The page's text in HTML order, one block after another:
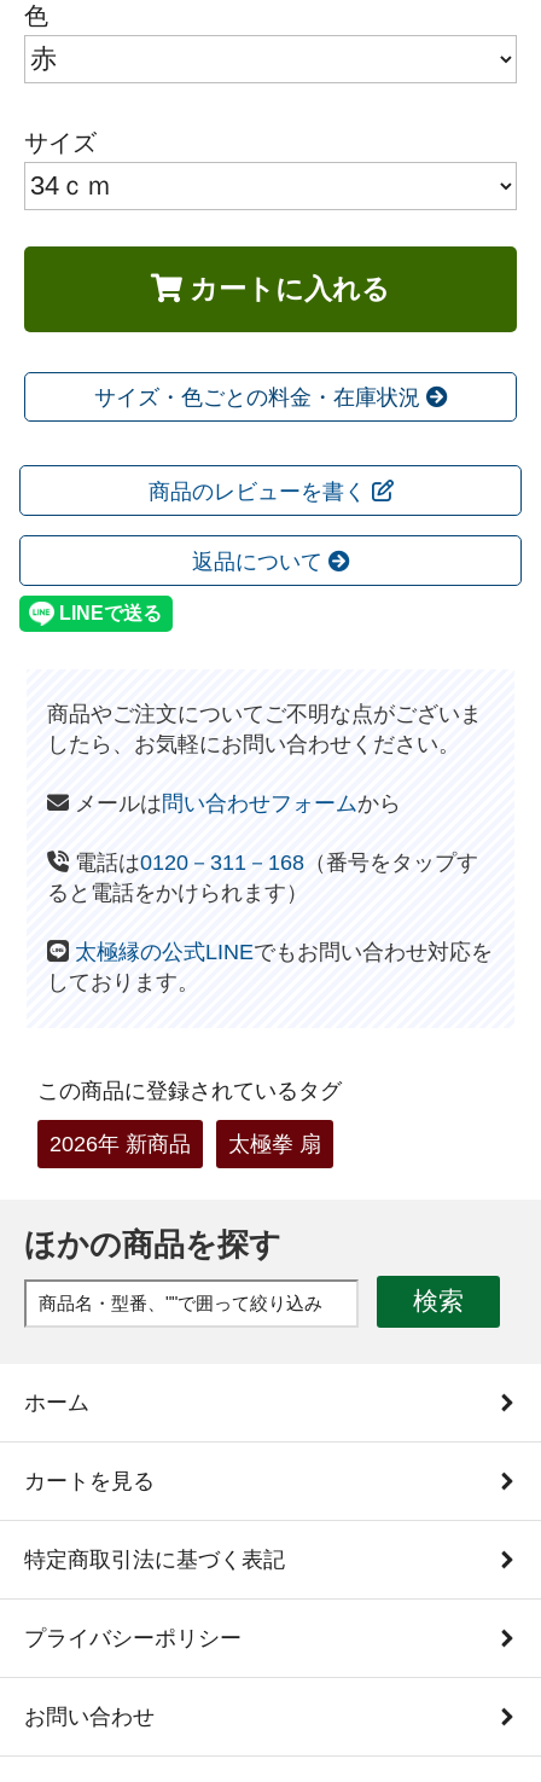
色
サイズ
カートに入れる
サイズ・色ごとの料金・在庫状況
商品のレビューを書く
返品について
商品やご注文についてご不明な点がございま
したら、お気軽にお問い合わせください。
メールは問い合わせフォームから
電話は0120－311－168 （番号をタップす
ると電話をかけられます）
太極縁の公式LINEでもお問い合わせ対応を
しております。
この商品に登録されているタグ
2026年 新商品 太極拳 扇
ほかの商品を探す
検索
ホーム
カートを見る
特定商取引法に基づく表記
プライバシーポリシー
お問い合わせ